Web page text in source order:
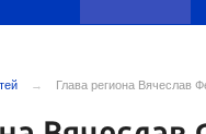
Глава региона Вячеслав